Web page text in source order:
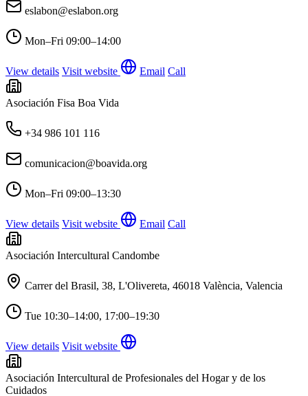
eslabon@eslabon.org
Mon–Fri 09:00–14:00
View details Visit website Email Call
Asociación Fisa Boa Vida
+34 986 101 116
comunicacion@boavida.org
Mon–Fri 09:00–13:30
View details Visit website Email Call
Asociación Intercultural Candombe
Carrer del Brasil, 38, L'Olivereta, 46018 València, Valencia
Tue 10:30–14:00, 17:00–19:30
View details Visit website
Asociación Intercultural de Profesionales del Hogar y de los
Cuidados